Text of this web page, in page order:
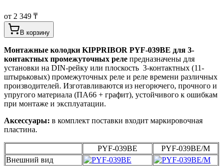
от 2 349 ₸
В корзину
Монтажные колодки KIPPRIBOR PYF-039BE для 3-
контактных промежуточных реле предназначены для
установки на DIN-рейку или плоскость 3-контактных (11-
штырьковых) промежуточных реле и реле времени различных
производителей. Изготавливаются из негорючего, прочного и
упругого материала (ПА66 + графит), устойчивого к ошибкам
при монтаже и эксплуатации.
Аксессуары: в комплект поставки входит маркировочная
пластина.
PYF-039BE
PYF-039BE/M
Внешний вид